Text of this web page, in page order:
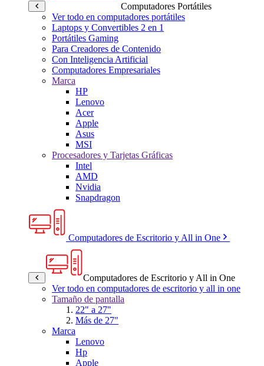
Computadores Portátiles
Ver todo en computadores portátiles
Laptops y Convertibles 2 en 1
Portátiles Gaming
Para Creadores de Contenido
Con Inteligencia Artificial
Computadores Empresariales
Marca
HP
Lenovo
Acer
Apple
Asus
MSI
Procesadores y Tarjetas Gráficas
Intel
AMD
Nvidia
Snapdragon
Computadores de Escritorio y All in One
Computadores de Escritorio y All in One
Ver todo en computadores de escritorio y all in one
Tamaño de pantalla
22" a 27"
Más de 27"
Marca
Lenovo
Hp
Apple